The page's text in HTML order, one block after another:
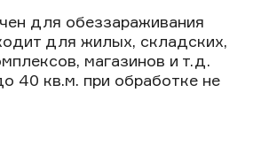
для обеззараживания
для жилых, складских,
магазинов и т.д.
40 кв.м. при обработке не